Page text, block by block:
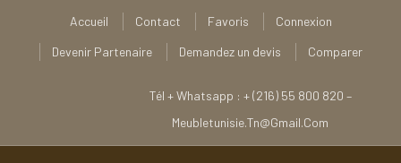
Accueil Contact Favoris
Connexion
Devenir Partenaire
Demandez un devis Comparer
Tél + Whatsapp : + (216) 55 800 820 –
Meubletunisie.tn@gmail.com